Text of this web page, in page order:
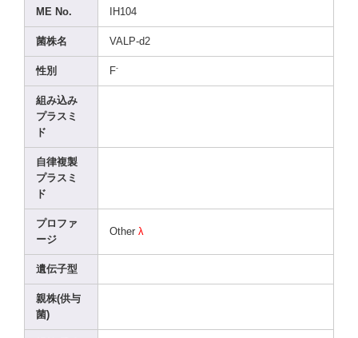
ME No. IH104
菌株名 VALP-d2
性別 F-
組み込み
プラスミ
ド
自律複製
プラスミ
ド
プロファ
ージ
Other λ
遺伝子型
親株(供与
菌)